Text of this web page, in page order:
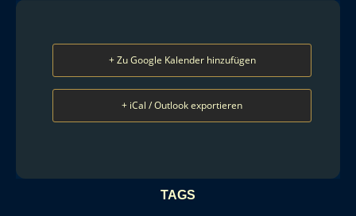
+ Zu Google Kalender hinzufügen
+ iCal / Outlook exportieren
TAGS